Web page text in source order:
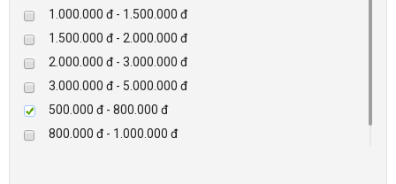
D-max
HIKVISON
Eguard
Khác
Rapiscan
1.000.000 đ - 1.500.000 đ
1.500.000 đ - 2.000.000 đ
2.000.000 đ - 3.000.000 đ
3.000.000 đ - 5.000.000 đ
500.000 đ - 800.000 đ
800.000 đ - 1.000.000 đ